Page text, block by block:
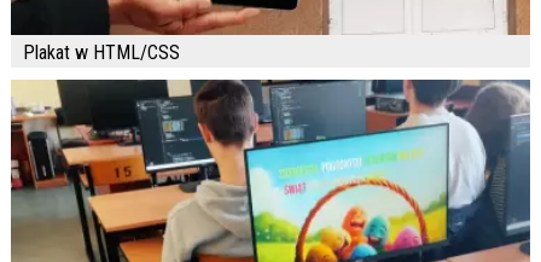
Plakat w HTML/CSS